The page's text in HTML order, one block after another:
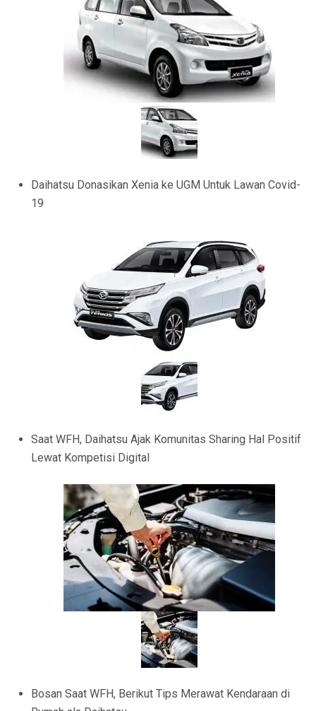
Daihatsu Donasikan Xenia ke UGM Untuk Lawan Covid-
19
Saat WFH, Daihatsu Ajak Komunitas Sharing Hal Positif
Lewat Kompetisi Digital
Bosan Saat WFH, Berikut Tips Merawat Kendaraan di